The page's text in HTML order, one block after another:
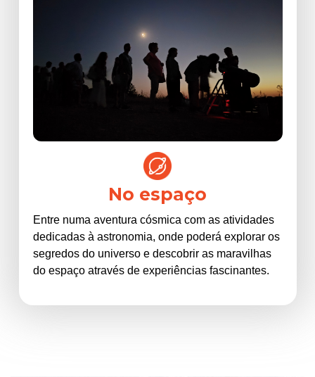
No espaço
Entre numa aventura cósmica com as atividades
dedicadas à astronomia, onde poderá explorar os
segredos do universo e descobrir as maravilhas
do espaço através de experiências fascinantes.